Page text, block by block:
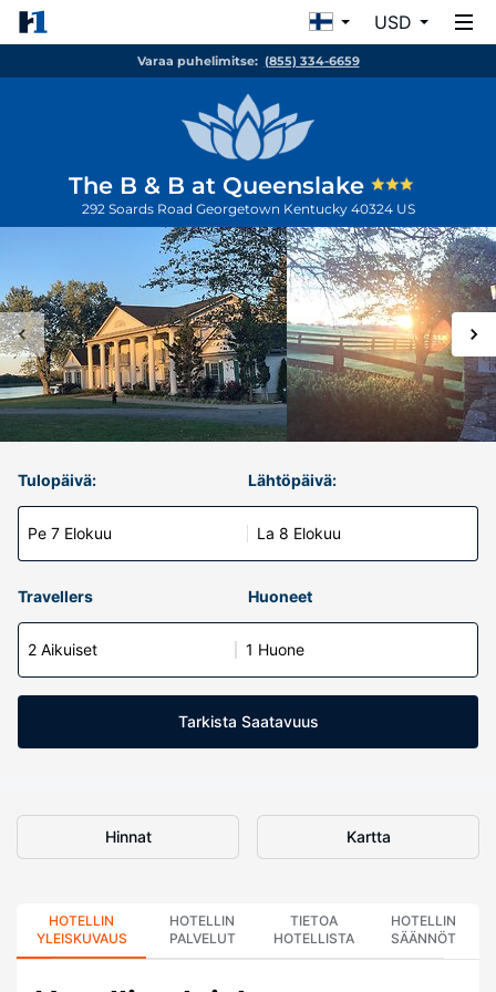
USD
Varaa puhelimitse: (855) 334-6659
The B & B at Queenslake
292 Soards Road Georgetown Kentucky 40324 US
Tulopäivä:
Pe 7 Elokuu
Lähtöpäivä:
La 8 Elokuu
Travellers Huoneet
2 Aikuiset 1 Huone
Tarkista Saatavuus
Hinnat Kartta
HOTELLIN
YLEISKUVAUS
HOTELLIN
PALVELUT
TIETOA
HOTELLISTA
HOTELLIN
SÄÄNNÖT